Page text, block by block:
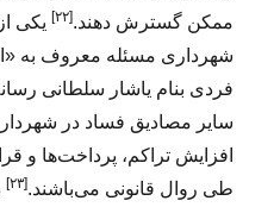
ممکن گسترش دهند.[۲۲]
یکی
شهرداری مسئله معروف به
فردی بنام یاشار سلطانی
سایر مصادیق فساد در
افزایش تراکم، پرداخت‌ها و
طی روال قانونی می‌باشند.[۲۳]